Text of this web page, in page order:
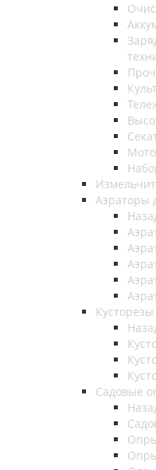
Аэраторы
Кусторезы
Садовые